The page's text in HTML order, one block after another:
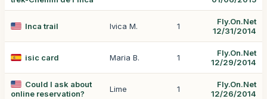
Inca trail Ivica M. 1
Fly.On.Net
12/31/2014
isic card Maria B. 1
Fly.On.Net
12/29/2014
Could I ask about
online reservation?
Lime 1
Fly.On.Net
12/26/2014